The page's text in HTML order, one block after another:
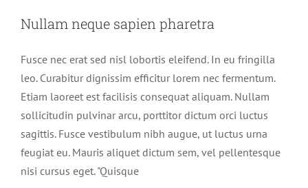
Nullam neque sapien pharetra
Fusce nec erat sed nisl lobortis eleifend. In eu fringilla
leo. Curabitur dignissim efficitur lorem nec fermentum.
Etiam laoreet est facilisis consequat aliquam. Nullam
sollicitudin pulvinar arcu, porttitor dictum orci luctus
sagittis. Fusce vestibulum nibh augue, ut luctus urna
feugiat eu. Mauris aliquet dictum sem, vel pellentesque
nisi cursus eget. "Quisque